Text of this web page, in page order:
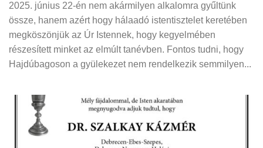
2025. június 22-én nem akármilyen alkalomra gyűltünk
össze, hanem azért hogy hálaadó istentisztelet keretében
megköszönjük az Úr Istennek, hogy kegyelmében
részesített minket az elmúlt tanévben. Fontos tudni, hogy
Hajdúbagoson a gyülekezet nem rendelkezik semmilyen...